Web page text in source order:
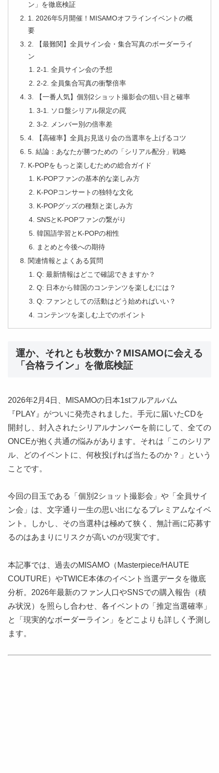
ン」を徹底検証
1. 2026年5月開催！MISAMOオフラインイベントの概
要
2. 【最難関】全員サイン会・集合写真のボーダーライ
ン
2-1. 全員サイン会の予想
2-2. 全員集合写真の衝撃倍率
3. 【一番人気】個別2ショット撮影会の狙い目と確率
3-1. ソロ盤シリアル限定の罠
3-2. メンバー別の倍率差
4. 【高確率】全員お見送り会の当選率を上げるコツ
5. 結論：あなたが勝つための「シリアル配分」戦略
K-POPをもっと楽しむための総合ガイド
K-POPファンの基本的な楽しみ方
K-POPコンサートの独特な文化
K-POPグッズの種類と楽しみ方
SNSとK-POPファンの繋がり
韓国語学習とK-POPの相性
まとめと今後への期待
関連情報とよくある質問
Q: 最新情報はどこで確認できますか？
Q: 日本から韓国のコンテンツを楽しむには？
Q: ファンとしての活動はどう始めればいい？
コンテンツを楽しむ上でのポイント
運か、それとも枚数か？MISAMOに会える
「合格ライン」を徹底検証
2026年2月4日、MISAMOの日本1stフルアルバム
『PLAY』がついに発売されました。手元に届いたCDを
開封し、封入されたシリアルナンバーを前にして、全ての
ONCEが抱く共通の悩みがあります。それは「このシリア
ル、どのイベントに、何枚投げれば当たるのか？」という
ことです。
今回の目玉である「個別2ショット撮影会」や「全員サイ
ン会」は、文字通り一生の思い出になるプレミアムなイベ
ント。しかし、その当選枠は極めて狭く、無計画に応募す
るのはあまりにリスクが高いのが現実です。
本記事では、過去のMISAMO（Masterpiece/HAUTE
COUTURE）やTWICE本体のイベント当選データを徹底
分析。2026年最新のファン人口やSNSでの購入報告（積
み状況）を照らし合わせ、各イベントの「推定当選確率」
と「現実的なボーダーライン」をどこよりも詳しく予測し
ます。